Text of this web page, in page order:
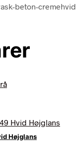
beton-cremehvid
Højglans